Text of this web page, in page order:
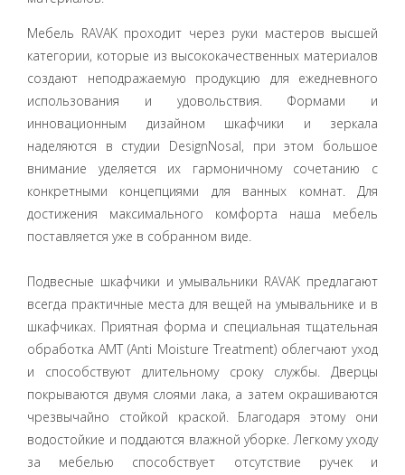
Мебель RAVAK проходит через руки мастеров высшей
категории, которые из высококачественных материалов
создают неподражаемую продукцию для ежедневного
использования и удовольствия. Формами и
инновационным дизайном шкафчики и зеркала
наделяются в студии DesignNosal, при этом большое
внимание уделяется их гармоничному сочетанию с
конкретными концепциями для ванных комнат. Для
достижения максимального комфорта наша мебель
поставляется уже в собранном виде.
Подвесные шкафчики и умывальники RAVAK предлагают
всегда практичные места для вещей на умывальнике и в
шкафчиках. Приятная форма и специальная тщательная
обработка AMT (Anti Moisture Treatment) облегчают уход
и способствуют длительному сроку службы. Дверцы
покрываются двумя слоями лака, а затем окрашиваются
чрезвычайно стойкой краской. Благодаря этому они
водостойкие и поддаются влажной уборке. Легкому уходу
за мебелью способствует отсутствие ручек и